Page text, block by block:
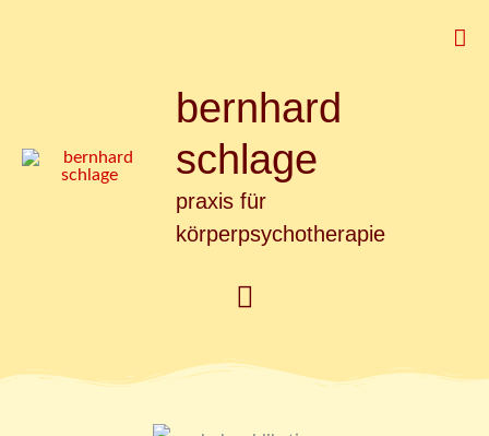
bernhard
schlage
praxis für
körperpsychotherapie
Hauptmenü